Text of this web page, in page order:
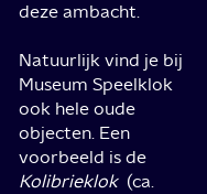
deze ambacht.
Natuurlijk vind je bij
Museum Speelklok
ook hele oude
objecten. Een
voorbeeld is de
Kolibrieklok(ca.